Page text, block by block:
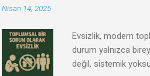
Nisan 14, 2025
Evsizlik, modern
durum yalnızca
değil, sistemik